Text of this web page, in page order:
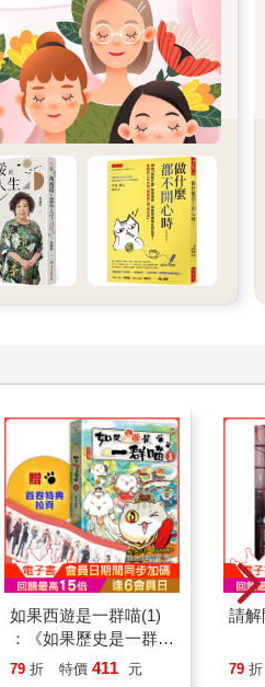
來嗎？」
，那是兒子立行跟宥辰的聲音，
都是精力最旺盛的時期。
要去車站接媽嗎？我也要去！」
過來，綺媚頓時感覺心情好了許
兩個兒子告誡道：「好了，你們
來接我就好。」
們不能去！」立行跟宥辰一起抱
安靜下來。
綺媚忍不住笑了出來，她心裡
就能到了。
綺媚轉頭看了一下，周圍的商店
也都走到一個不剩了。
彿只剩下綺媚一個人，儘管不是
綺媚還是難以想像，白天時人聲
麼安靜的時候……
西輕輕碰撞的聲音。
看，可是身後卻只有默默站著的
安靜下來的時候，一點小聲音都
度響起，而且比剛才更清楚。
如果西遊是一群喵(1)
：《如果歷史是一群
喵》作者最新力作，附
79 折 特價 411 元
請解
79 折